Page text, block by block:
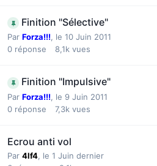
Finition "Sélective"
Par Forza!!!, le 10 Juin 2011
0 réponse 8,1k vues
Finition "Impulsive"
Par Forza!!!, le 9 Juin 2011
0 réponse 7,3k vues
Ecrou anti vol
Par 4lf4, le 1 Juin dernier